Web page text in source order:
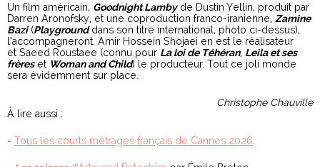
Un film américain, Goodnight Lambyde Dustin Yellin, produit par
Darren Aronofsky, et une coproduction franco-iranienne, Zamine
Bazi(Playgrounddans son titre international, photo ci-dessus),
l’accompagneront. Amir Hossein Shojaei en est le réalisateur
et Saeed Roustaee (connu pour La loi de Téhéran, Leila et ses
frèreset Woman and Child) le producteur. Tout ce joli monde
sera évidemment sur place.
Christophe Chauville
À lire aussi :
- Tous les courts métrages français de Cannes 2026